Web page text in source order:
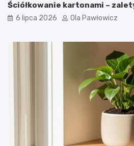
Ściółkowanie kartonami –
6 lipca 2026 Ola Pawłowicz